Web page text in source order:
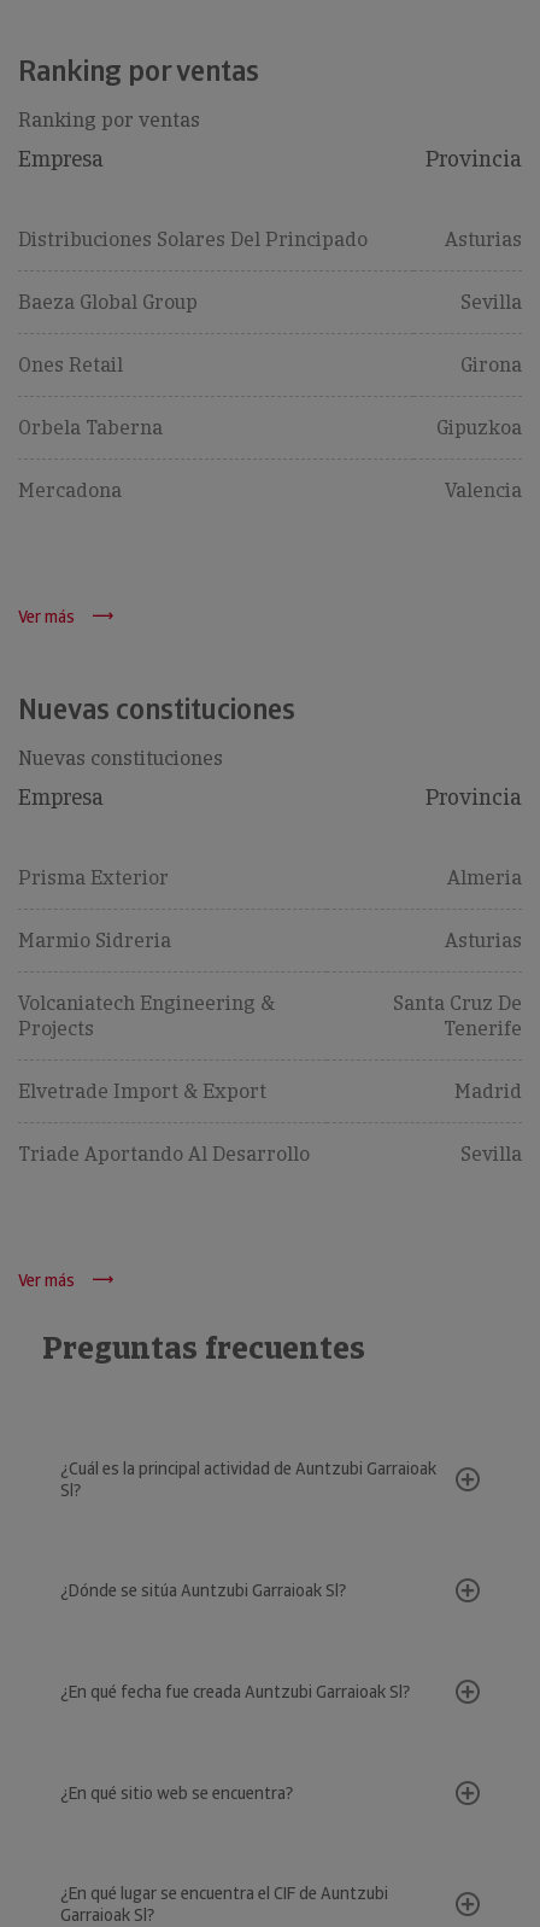
Ranking por ventas
Ranking por ventas
Empresa Provincia
Distribuciones Solares Del Principado Asturias
Baeza Global Group Sevilla
Ones Retail Girona
Orbela Taberna Gipuzkoa
Mercadona Valencia
Ver más
Nuevas constituciones
Nuevas constituciones
Empresa Provincia
Prisma Exterior Almeria
Marmio Sidreria Asturias
Volcaniatech Engineering &
Projects
Santa Cruz De
Tenerife
Elvetrade Import & Export Madrid
Triade Aportando Al Desarrollo Sevilla
Ver más
Preguntas frecuentes
¿Cuál es la principal actividad de Auntzubi Garraioak
Sl?
¿Dónde se sitúa Auntzubi Garraioak Sl?
¿En qué fecha fue creada Auntzubi Garraioak Sl?
¿En qué sitio web se encuentra?
¿En qué lugar se encuentra el CIF de Auntzubi
Garraioak Sl?